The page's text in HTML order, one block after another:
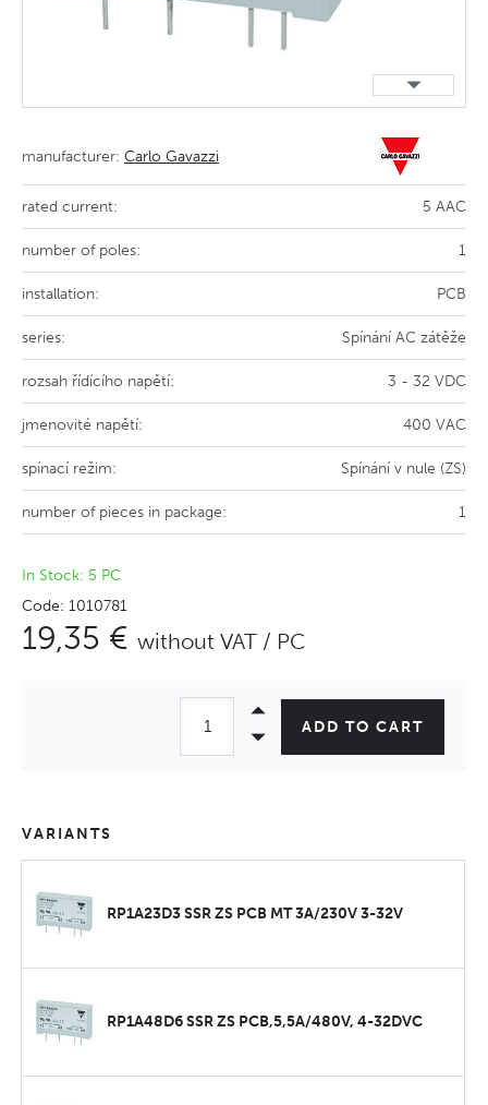
manufacturer: Carlo Gavazzi
rated current: 5 AAC
number of poles: 1
installation: PCB
series: Spínání AC zátěže
rozsah řídícího napětí: 3 - 32 VDC
jmenovité napětí: 400 VAC
spínací režim: Spínání v nule (ZS)
number of pieces in package: 1
In Stock: 5 PC
Code: 1010781
19,35 € without VAT / PC
ADD TO CART
VARIANTS
RP1A23D3 SSR ZS PCB MT 3A/230V 3-32V
RP1A48D6 SSR ZS PCB,5,5A/480V, 4-32DVC